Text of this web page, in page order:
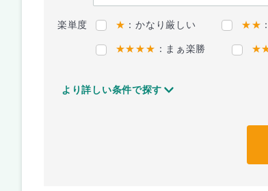
楽単度 ★ ：かなり厳しい ★★
★★★★ ：まぁ楽勝
より詳しい条件で探す